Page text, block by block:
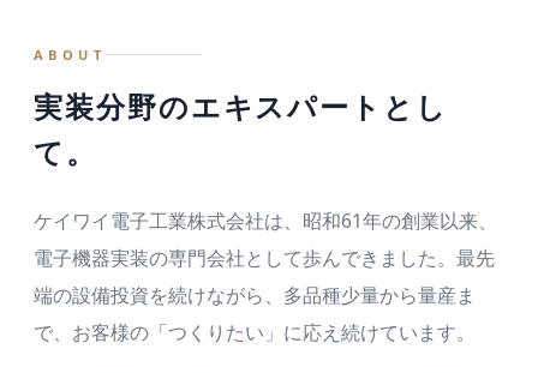
D社／KY-77A
E社／KY-505
F社／KY-660X
ABOUT
実装分野のエキスパートとし
て。
ケイワイ電子工業株式会社は、昭和61年の創業以来、
電子機器実装の専門会社として歩んできました。最先
端の設備投資を続けながら、多品種少量から量産ま
で、お客様の「つくりたい」に応え続けています。